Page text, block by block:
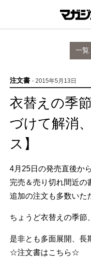
一覧
注文書 - 2015年5月13日
衣替えの季
づけて解消
ス】
4月25日の発売直後から
完売＆売り切れ間近の
追加の注文も多数いた
ちょうど衣替えの季節
是非とも多面展開、長
☆注文書はこちら☆